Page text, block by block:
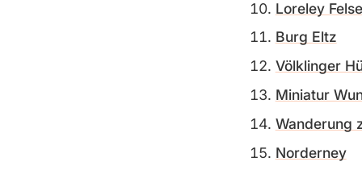
Loreley
Burg Eltz
Völklinger
Miniatur
Wanderung
Norderney